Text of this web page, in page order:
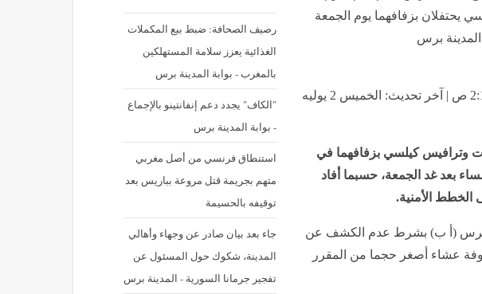
رصيف الصحافة: ضبط بيع المكملات
الغذائية يعزز سلامة المستهلكين
بالمغرب - بوابة المدينة برس
"الكاف" يجدد دعم إنفانتينو بالإجماع
- بوابة المدينة برس
استنطاق فرنسي من أصل مغربي
متهم بجريمة قتل مروعة بباريس بعد
توقيفه بالحسيمة
جاء بعد بيان صادر عن وجهاء وأهالي
المدينة، شكوك حول المسئول عن
تفجير جرمانا السورية - المدينة برس
يحتفلان بزفافهما يوم الجمعة
برس
نشر في: الخميس 2 يوليه 2026 - 2:17 ص | آخر تحديث: الخميس 2 يوليه
وترافيس كيلسي بزفافهما في
بعد غد الجمعة، حسبما أفاد
الخطط الأمنية.
برس (أ ب) بشرط عدم الكشف عن
عشاء أصغر حجما من المقرر